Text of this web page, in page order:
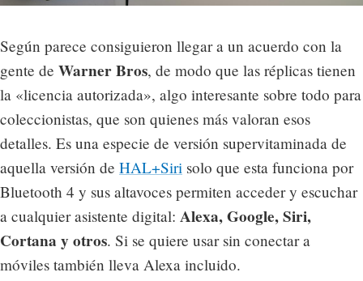
Según parece consiguieron llegar a un acuerdo con la
gente de Warner Bros, de modo que las réplicas tienen
la «licencia autorizada», algo interesante sobre todo para
coleccionistas, que son quienes más valoran esos
detalles. Es una especie de versión supervitaminada de
aquella versión de HAL+Siri solo que esta funciona por
Bluetooth 4 y sus altavoces permiten acceder y escuchar
a cualquier asistente digital: Alexa, Google, Siri,
Cortana y otros. Si se quiere usar sin conectar a
móviles también lleva Alexa incluido.